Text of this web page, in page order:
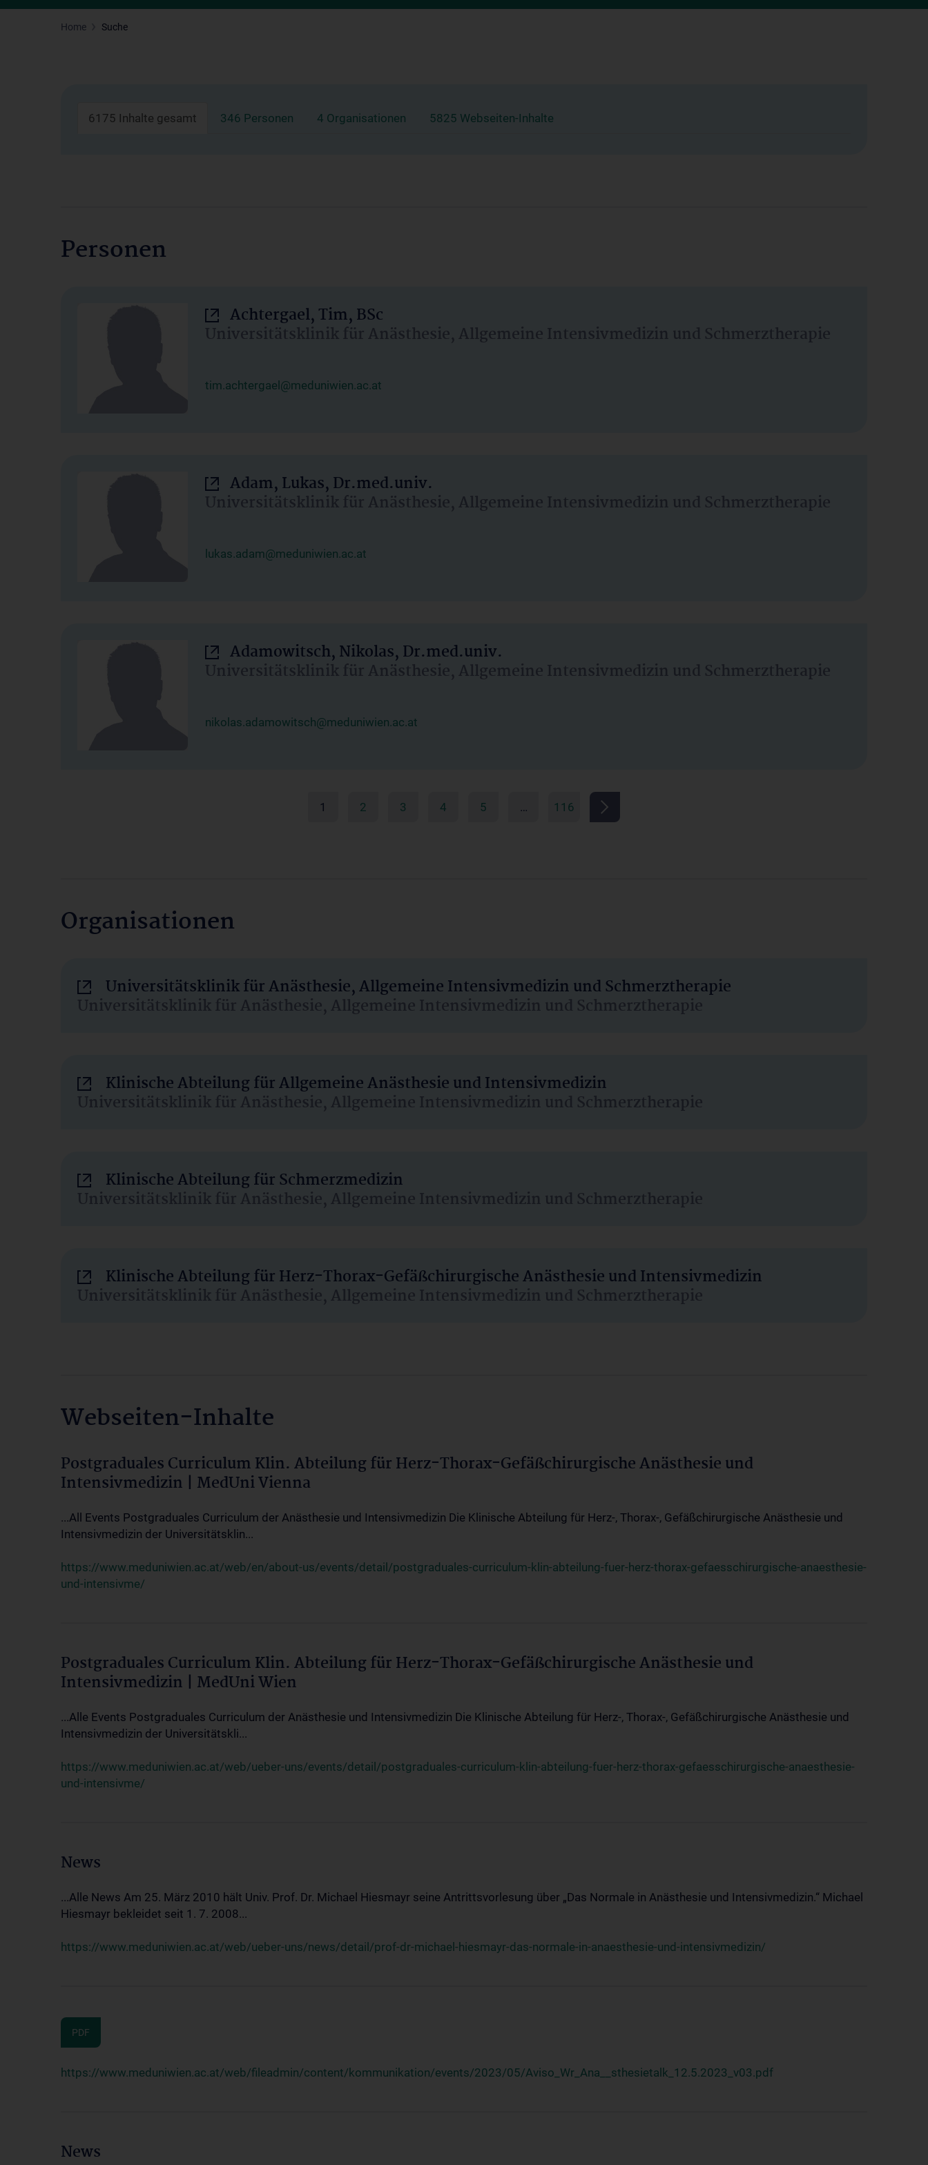
Home Suche
6175 Inhalte gesamt 346 Personen 4 Organisationen 5825 Webseiten-Inhalte
Personen
Achtergael, Tim, BSc
Universitätsklinik für Anästhesie, Allgemeine Intensivmedizin und Schmerztherapie
tim.achtergael@meduniwien.ac.at
Adam, Lukas, Dr.med.univ.
Universitätsklinik für Anästhesie, Allgemeine Intensivmedizin und Schmerztherapie
lukas.adam@meduniwien.ac.at
Adamowitsch, Nikolas, Dr.med.univ.
Universitätsklinik für Anästhesie, Allgemeine Intensivmedizin und Schmerztherapie
nikolas.adamowitsch@meduniwien.ac.at
1 2 3 4 5 … 116
Organisationen
Universitätsklinik für Anästhesie, Allgemeine Intensivmedizin und Schmerztherapie
Universitätsklinik für Anästhesie, Allgemeine Intensivmedizin und Schmerztherapie
Klinische Abteilung für Allgemeine Anästhesie und Intensivmedizin
Universitätsklinik für Anästhesie, Allgemeine Intensivmedizin und Schmerztherapie
Klinische Abteilung für Schmerzmedizin
Universitätsklinik für Anästhesie, Allgemeine Intensivmedizin und Schmerztherapie
Klinische Abteilung für Herz-Thorax-Gefäßchirurgische Anästhesie und Intensivmedizin
Universitätsklinik für Anästhesie, Allgemeine Intensivmedizin und Schmerztherapie
Webseiten-Inhalte
Postgraduales Curriculum Klin. Abteilung für Herz-Thorax-Gefäßchirurgische Anästhesie und
Intensivmedizin | MedUni Vienna
...All Events Postgraduales Curriculum der Anästhesie und Intensivmedizin Die Klinische Abteilung für Herz-, Thorax-, Gefäßchirurgische Anästhesie und
Intensivmedizin der Universitätsklin...
https://www.meduniwien.ac.at/web/en/about-us/events/detail/postgraduales-curriculum-klin-abteilung-fuer-herz-thorax-gefaesschirurgische-anaesthesie-
und-intensivme/
Postgraduales Curriculum Klin. Abteilung für Herz-Thorax-Gefäßchirurgische Anästhesie und
Intensivmedizin | MedUni Wien
...Alle Events Postgraduales Curriculum der Anästhesie und Intensivmedizin Die Klinische Abteilung für Herz-, Thorax-, Gefäßchirurgische Anästhesie und
Intensivmedizin der Universitätskli...
https://www.meduniwien.ac.at/web/ueber-uns/events/detail/postgraduales-curriculum-klin-abteilung-fuer-herz-thorax-gefaesschirurgische-anaesthesie-
und-intensivme/
News
...Alle News Am 25. März 2010 hält Univ. Prof. Dr. Michael Hiesmayr seine Antrittsvorlesung über „Das Normale in Anästhesie und Intensivmedizin.“ Michael
Hiesmayr bekleidet seit 1. 7. 2008...
https://www.meduniwien.ac.at/web/ueber-uns/news/detail/prof-dr-michael-hiesmayr-das-normale-in-anaesthesie-und-intensivmedizin/
PDF
https://www.meduniwien.ac.at/web/fileadmin/content/kommunikation/events/2023/05/Aviso_Wr_Ana__sthesietalk_12.5.2023_v03.pdf
News